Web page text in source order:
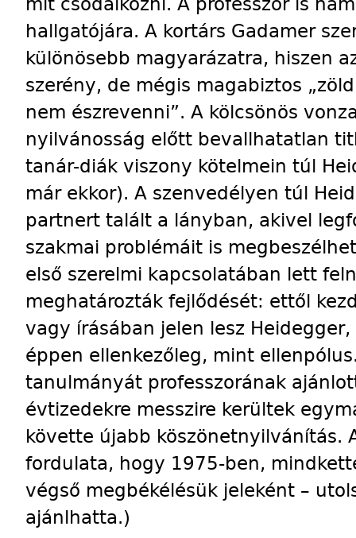
hallgatójára. A kortárs Gadamer
különösebb magyarázatra, hiszen
szerény, de mégis magabiztos
nem észrevenni”. A kölcsönös
nyilvánosság előtt bevallhatatlan
tanár-diák viszony kötelmein túl
már ekkor). A szenvedélyen túl
partnert talált a lányban, akivel
szakmai problémáit is
első szerelmi kapcsolatában lett
meghatározták fejlődését: ettől
vagy írásában jelen lesz
éppen ellenkezőleg, mint
tanulmányát professzorának
évtizedekre messzire kerültek
követte újabb köszönetnyilvánítás.
fordulata, hogy 1975-ben,
végső megbékélésük jeleként –
ajánlhatta.)